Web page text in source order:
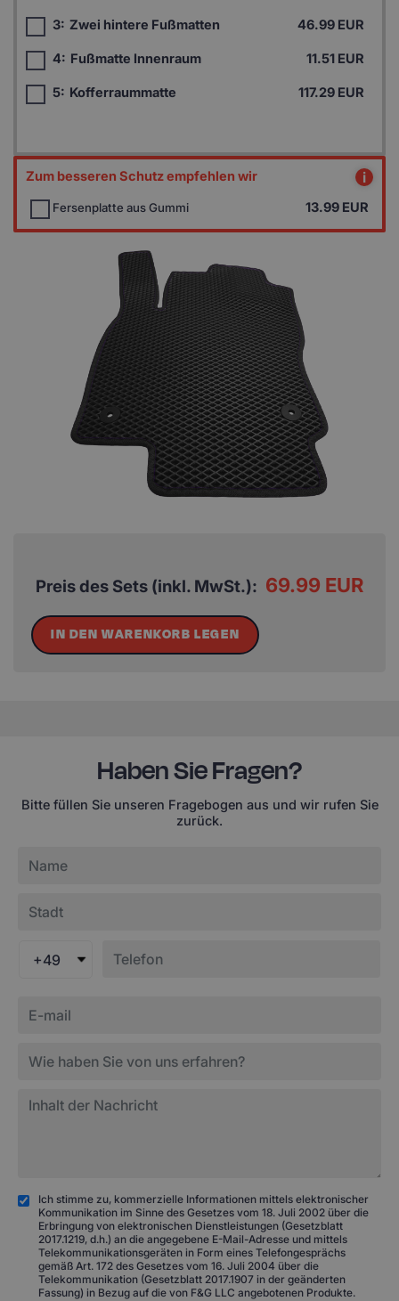
3: Zwei hintere Fußmatten 46.99 EUR
4: Fußmatte Innenraum 11.51 EUR
5: Kofferraummatte 117.29 EUR
Zum besseren Schutz empfehlen wir i
Fersenplatte aus Gummi 13.99 EUR
Preis des Sets (inkl. MwSt.): 69.99 EUR
IN DEN WARENKORB LEGEN
Haben Sie Fragen?
Bitte füllen Sie unseren Fragebogen aus und wir rufen Sie
zurück.
+49
Ich stimme zu, kommerzielle Informationen mittels elektronischer
Kommunikation im Sinne des Gesetzes vom 18. Juli 2002 über die
Erbringung von elektronischen Dienstleistungen (Gesetzblatt
2017.1219, d.h.) an die angegebene E-Mail-Adresse und mittels
Telekommunikationsgeräten in Form eines Telefongesprächs
gemäß Art. 172 des Gesetzes vom 16. Juli 2004 über die
Telekommunikation (Gesetzblatt 2017.1907 in der geänderten
Fassung) in Bezug auf die von F&G LLC angebotenen Produkte.